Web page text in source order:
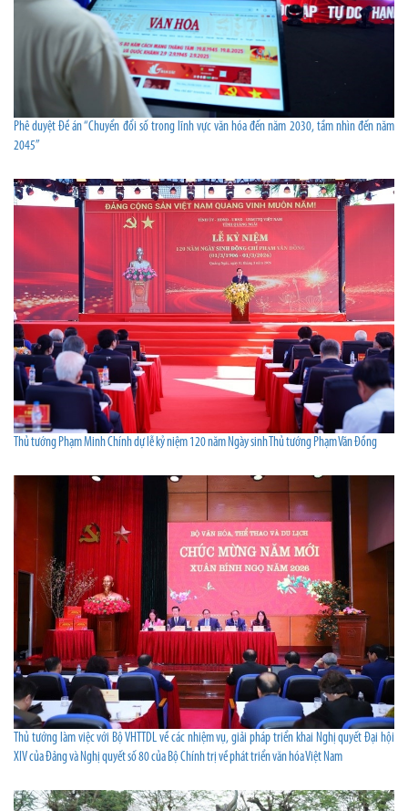
Phê duyệt Đề án “Chuyển đổi số trong lĩnh vực văn hóa đến năm 2030, tầm nhìn đến năm
2045”
Thủ tướng Phạm Minh Chính dự lễ kỷ niệm 120 năm Ngày sinh Thủ tướng Phạm Văn Đồng
Thủ tướng làm việc với Bộ VHTTDL về các nhiệm vụ, giải pháp triển khai Nghị quyết Đại hội
XIV của Đảng và Nghị quyết số 80 của Bộ Chính trị về phát triển văn hóa Việt Nam